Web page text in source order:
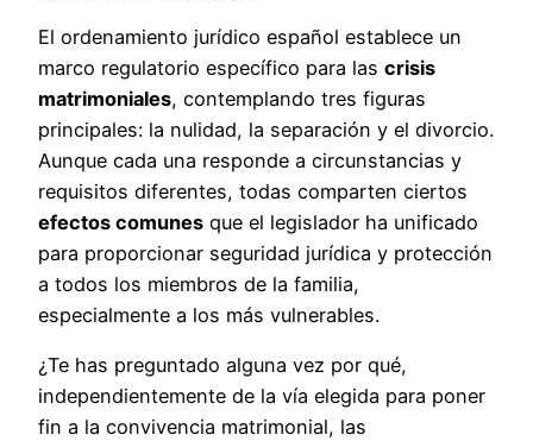
El ordenamiento jurídico español establece un
marco regulatorio específico para las crisis
matrimoniales, contemplando tres figuras
principales: la nulidad, la separación y el divorcio.
Aunque cada una responde a circunstancias y
requisitos diferentes, todas comparten ciertos
efectos comunes que el legislador ha unificado
para proporcionar seguridad jurídica y protección
a todos los miembros de la familia,
especialmente a los más vulnerables.
¿Te has preguntado alguna vez por qué,
independientemente de la vía elegida para poner
fin a la convivencia matrimonial, las